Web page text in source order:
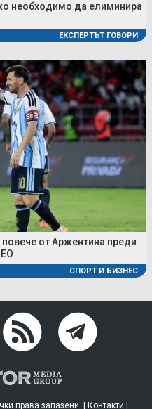
необходимо да елиминира
ЕКСПЕРТЪТ ГОВОРИ
от Аржентина преди
СПОРТ И БИЗНЕС
права запазени. | Контакти |